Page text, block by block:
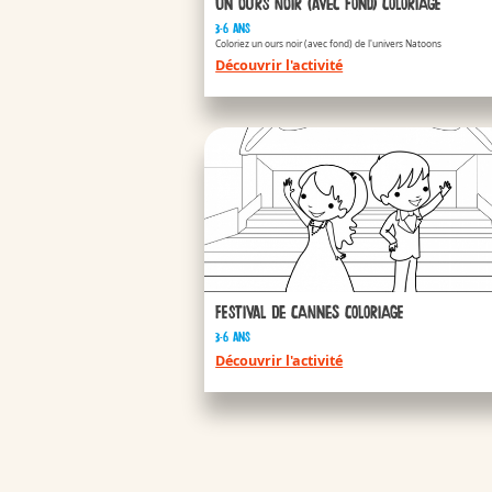
APPLAYDU &
/fr/fr/applaydu-friends
3-6 ans
Coloriez un ours noir (avec fond) de l'univers Natoons
Découvrir l'activité
Festival de Cannes coloriage
3-6 ans
Découvrir l'activité